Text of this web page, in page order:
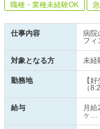
職種・業種未経験OK
仕事内容
病院
フィ
対象となる方 未経
勤務地
【
（
給与
月
ヶ…